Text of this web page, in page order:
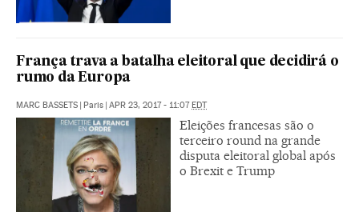
França trava a batalha eleitoral que decidirá o
rumo da Europa
MARC BASSETS | Paris | APR 23, 2017 - 11:07EDT
Eleições francesas são o
terceiro round na grande
disputa eleitoral global após
o Brexit e Trump